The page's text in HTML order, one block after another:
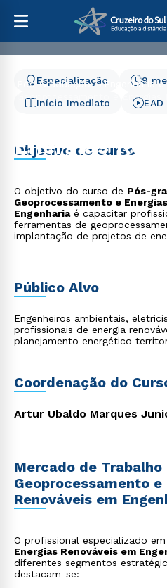
Pós-Graduação
Engenharia e
Geoprocessamento e Energias
Energias
Início Imediato
9
Especialização
Objetivo do curso
O objetivo do curso de Pós-
Geoprocessamento e
Engenhariaé capacitar
ferramentas de
implantação de projetos de
Público Alvo
Engenheiros ambientais,
profissionais de energia
planejamento energético
Coordenação do
Artur Ubaldo Marques
Mercado de
Geoprocessamento e
Renováveis em
O profissional especializado em
Energias Renováveis em
diferentes segmentos
destacam-se: